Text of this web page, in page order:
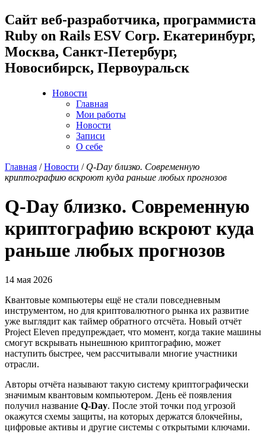
Cайт веб-разработчика, программиста
Ruby on Rails ESV Corp. Екатеринбург,
Москва, Санкт-Петербург,
Новосибирск, Первоуральск
Новости
Главная
Мои работы
Новости
Записи
О себе
Главная /Новости / Q-Day близко. Современную
криптографию вскроют куда раньше любых прогнозов
Q-Day близко. Современную
криптографию вскроют куда
раньше любых прогнозов
14 мая 2026
Квантовые компьютеры ещё не стали повседневным
инструментом, но для криптовалютного рынка их развитие
уже выглядит как таймер обратного отсчёта. Новый отчёт
Project Eleven предупреждает, что момент, когда такие машины
смогут вскрывать нынешнюю криптографию, может
наступить быстрее, чем рассчитывали многие участники
отрасли.
Авторы отчёта называют такую систему криптографически
значимым квантовым компьютером. День её появления
получил название Q-Day. После этой точки под угрозой
окажутся схемы защиты, на которых держатся блокчейны,
цифровые активы и другие системы с открытыми ключами.